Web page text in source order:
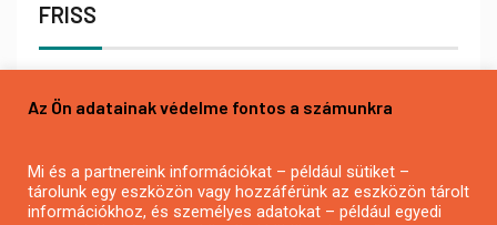
FRISS
Az Ön adatainak védelme fontos a számunkra
Mi és a partnereink információkat – például sütiket –
tárolunk egy eszközön vagy hozzáférünk az eszközön tárolt
információkhoz, és személyes adatokat – például egyedi